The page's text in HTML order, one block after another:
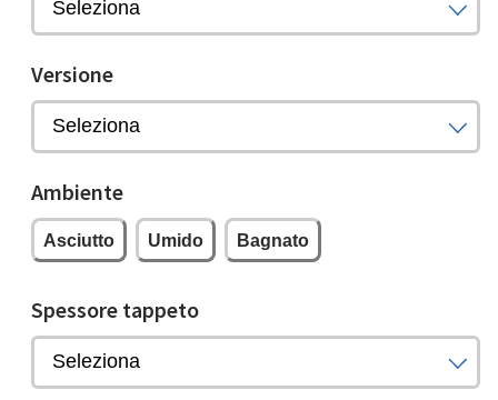
Versione
Ambiente
Asciutto Umido Bagnato
Spessore tappeto